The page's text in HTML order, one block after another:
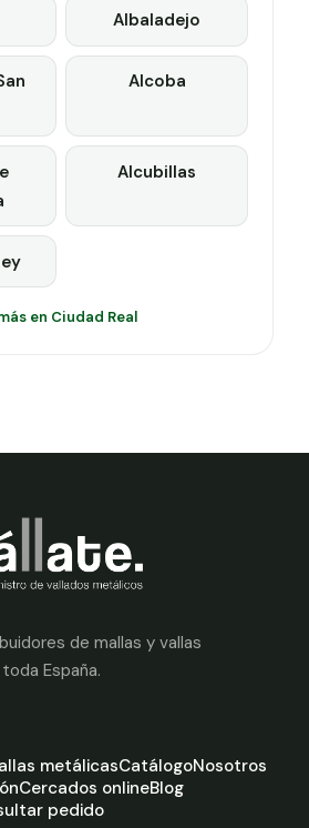
Albaladejo
Alcoba
Alcubillas
en Ciudad Real
de mallas y vallas
España.
metálicasCatálogoNosotros
Cercados onlineBlog
pedido